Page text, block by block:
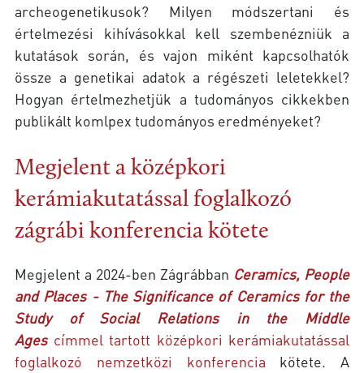
archeogenetikusok? Milyen módszertani és
értelmezési kihívásokkal kell szembenézniük a
kutatások során, és vajon miként kapcsolhatók
össze a genetikai adatok a régészeti leletekkel?
Hogyan értelmezhetjük a tudományos cikkekben
publikált komlpex tudományos eredményeket?
Megjelent a középkori
kerámiakutatással foglalkozó
zágrábi konferencia kötete
Megjelent a 2024-ben Zágrábban Ceramics, People
and Places - The Significance of Ceramics for the
Study of Social Relations in the Middle
Agescímmel tartott középkori kerámiakutatással
foglalkozó nemzetközi konferencia kötete. A